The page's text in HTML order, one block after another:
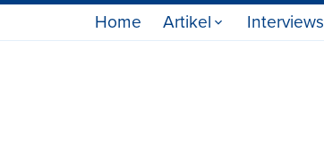
Home Artikel Interviews